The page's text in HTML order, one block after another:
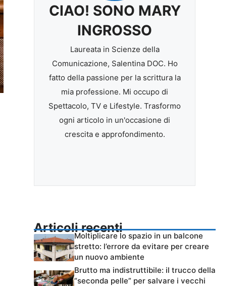
CIAO! SONO MARY
INGROSSO
Laureata in Scienze della
Comunicazione, Salentina DOC. Ho
fatto della passione per la scrittura la
mia professione. Mi occupo di
Spettacolo, TV e Lifestyle. Trasformo
ogni articolo in un'occasione di
crescita e approfondimento.
Articoli recenti
Moltiplicare lo spazio in un balcone
stretto: l’errore da evitare per creare
un nuovo ambiente
Brutto ma indistruttibile: il trucco della
“seconda pelle” per salvare i vecchi